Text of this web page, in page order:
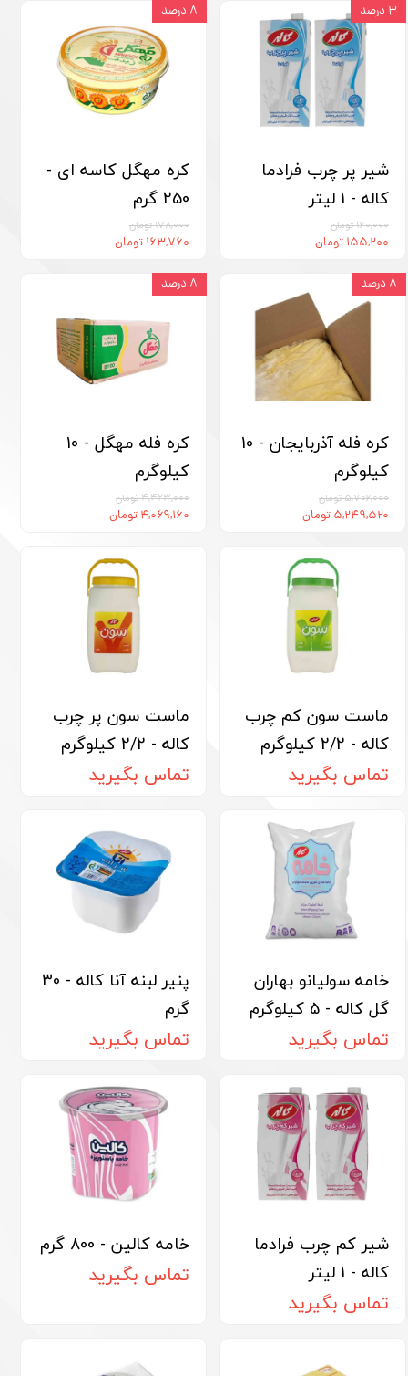
شیر پر چرب فرادما
کاله - 1 لیتر
۱۶۰,۰۰۰ تومان
۱۵۵,۲۰۰ تومان
۳ درصد
کره مهگل کاسه‏ ای -
250 گرم
۱۷۸,۰۰۰ تومان
۱۶۳,۷۶۰ تومان
۸ درصد
کره فله آذربایجان - 10
کیلوگرم
۵,۷۰۶,۰۰۰ تومان
۵,۲۴۹,۵۲۰ تومان
۸ درصد
کره فله مهگل - 10
کیلوگرم
۴,۴۲۳,۰۰۰ تومان
۴,۰۶۹,۱۶۰ تومان
۸ درصد
ماست سون کم چرب
کاله - 2/2 کیلوگرم
تماس بگیرید
ماست سون پر چرب
کاله - 2/2 کیلوگرم
تماس بگیرید
خامه سولیانو بهاران
گل کاله - 5 کیلوگرم
تماس بگیرید
پنیر لبنه آنا کاله - 30
گرم
تماس بگیرید
شیر کم چرب فرادما
کاله - 1 لیتر
تماس بگیرید
خامه کالین - 800 گرم
تماس بگیرید